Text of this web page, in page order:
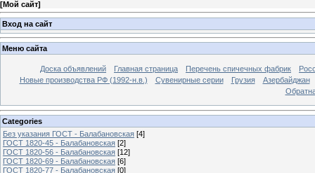
[Мой сайт]
Вход на сайт
Меню сайта
Доска объявлений Главная страница Перечень спичечных фабрик
Новые производства РФ (1992-н.в.)
Сувенирные серии Грузия
Азербайджан
Categories
Без указания ГОСТ - Балабановская [4]
ГОСТ 1820-45 - Балабановская [2]
ГОСТ 1820-56 - Балабановская [12]
ГОСТ 1820-69 - Балабановская [6]
ГОСТ 1820-77 - Балабановская [0]